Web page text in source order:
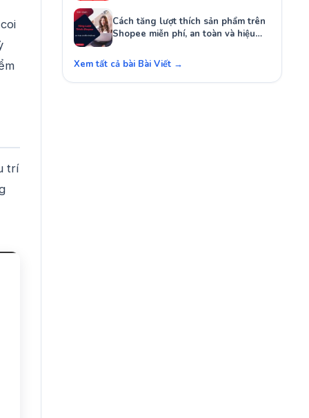
trí
Cách tăng lượt thích sản phẩm trên
Shopee miễn phí, an toàn và hiệu
quả
Xem tất cả bài Bài Viết →